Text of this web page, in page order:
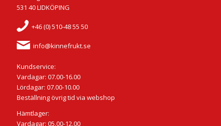
531 40 LIDKÖPING
+46 (0) 510-48 55 50
info@kinnefrukt.se
Kundservice:
Vardagar: 07.00-16.00
Lördagar: 07.00-10.00
Beställning övrig tid via webshop
Hämtlager:
Vardagar: 05.00-12.00